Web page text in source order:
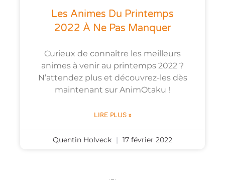
Les Animes Du Printemps
2022 À Ne Pas Manquer
Curieux de connaître les meilleurs
animes à venir au printemps 2022 ?
N’attendez plus et découvrez-les dès
maintenant sur AnimOtaku !
LIRE PLUS »
Quentin Holveck 17 février 2022